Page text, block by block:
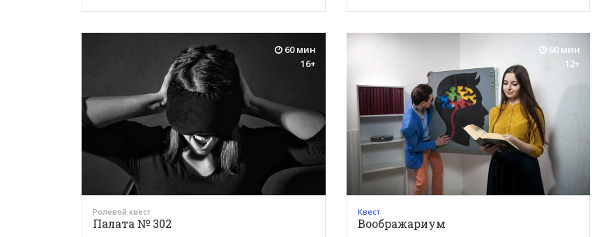
60 мин
16+
Ролевой квест
Палата № 302
60 мин
12+
Квест
Воображариум